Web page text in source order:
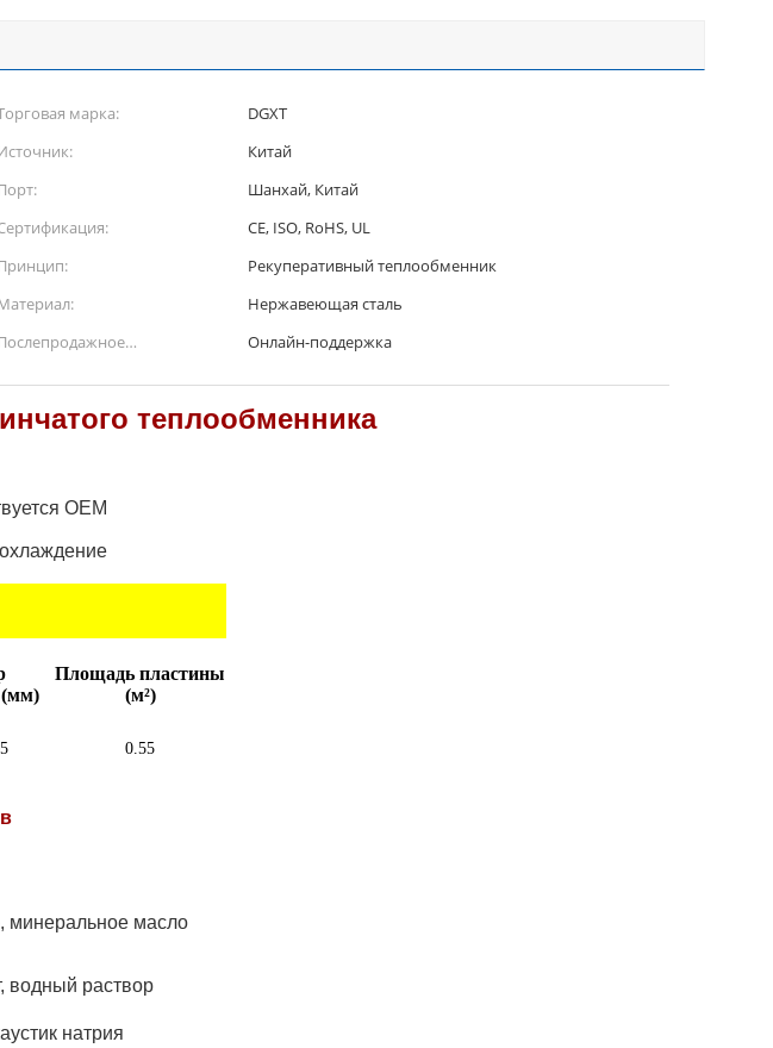
марка:
DGXT
Китай
Шанхай, Китай
CE, ISO, RoHS, UL
Рекуперативный теплообменник
Нержавеющая сталь
Онлайн-поддержка
теплообменника
OEM
(мм)
Площадь пластины
(м²)
0.55
минеральное масло
водный раствор
натрия